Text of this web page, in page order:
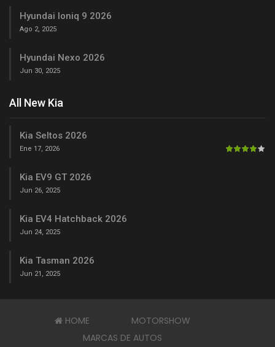
Hyundai Ioniq 9 2026
Ago 2, 2025
Hyundai Nexo 2026
Jun 30, 2025
All New Kia
Kia Seltos 2026
Ene 17, 2026
Kia EV9 GT 2026
Jun 26, 2025
Kia EV4 Hatchback 2026
Jun 24, 2025
Kia Tasman 2026
Jun 21, 2025
HOME
MOTORSHOW
MARCAS DE AUTOS